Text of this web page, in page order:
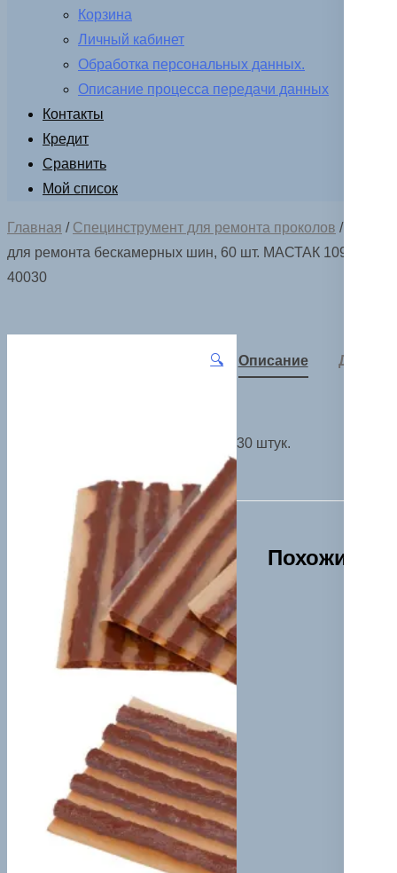
Корзина
Личный кабинет
Обработка персональных данных.
Описание процесса передачи данных
Контакты
Кредит
Сравнить
Мой список
Главная / Специнструмент для ремонта проколов / Жгуты
для ремонта бескамерных шин, 60 шт. МАСТАК 109-
40030
🔍 Описание Детали
30 штук.
Похожие